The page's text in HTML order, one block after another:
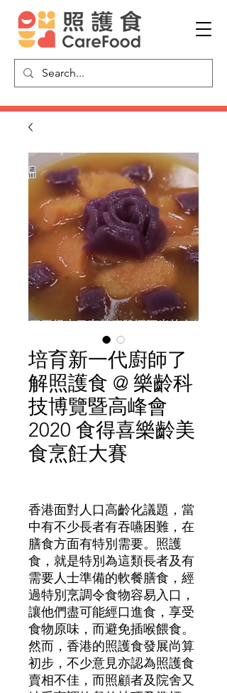
培育新一代廚師了
解照護食 @ 樂齡科
技博覽暨高峰會
2020 食得喜樂齡美
食烹飪大賽
格
香港面對人口高齡化議題，當
中有不少長者有吞嚥困難，在
膳食方面有特別需要。照護
食，就是特別為這類長者及有
需要人士準備的軟餐膳食，經
過特別烹調令食物容易入口，
讓他們盡可能經口進食，享受
食物原味，而避免插喉餵食。
然而，香港的照護食發展尚算
初步，不少意見亦認為照護食
賣相不佳，而照顧者及院舍又